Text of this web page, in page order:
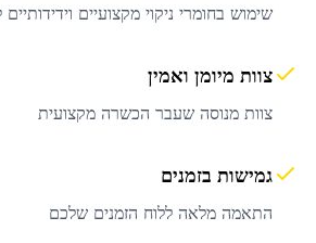
שימוש בחומרי ניקוי מקצועיים
צוות מיומן ואמין
צוות מנוסה שעבר הכשרה מקצועית
גמישות בזמנים
התאמה מלאה ללוח הזמנים שלכם